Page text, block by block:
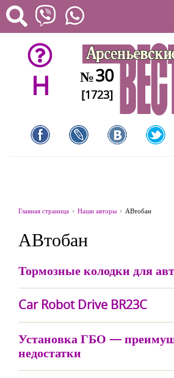
H №30
[1723]
Главная страница Наши авторы АВтобан
АВтобан
Тормозные колодки для
Car Robot Drive BR23C
Установка ГБО —
недостатки